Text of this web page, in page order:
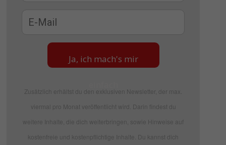
Ja, ich mach's mir
Zusätzlich erhältst du den exklusiven Newsletter, der max.
viermal pro Monat veröffentlicht wird. Darin findest du
weitere Inhalte, die dich weiterbringen, sowie Hinweise auf
kostenfreie und kostenpflichtige Inhalte. Du kannst dich